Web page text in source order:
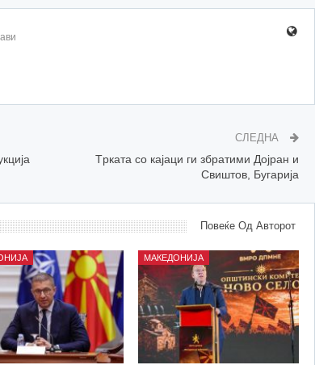
СЛЕДНА
Tрката со кајаци ги збратими Дојран и
Свиштов, Бугарија
Повеќе Од Авторот
МАКЕДОНИЈА